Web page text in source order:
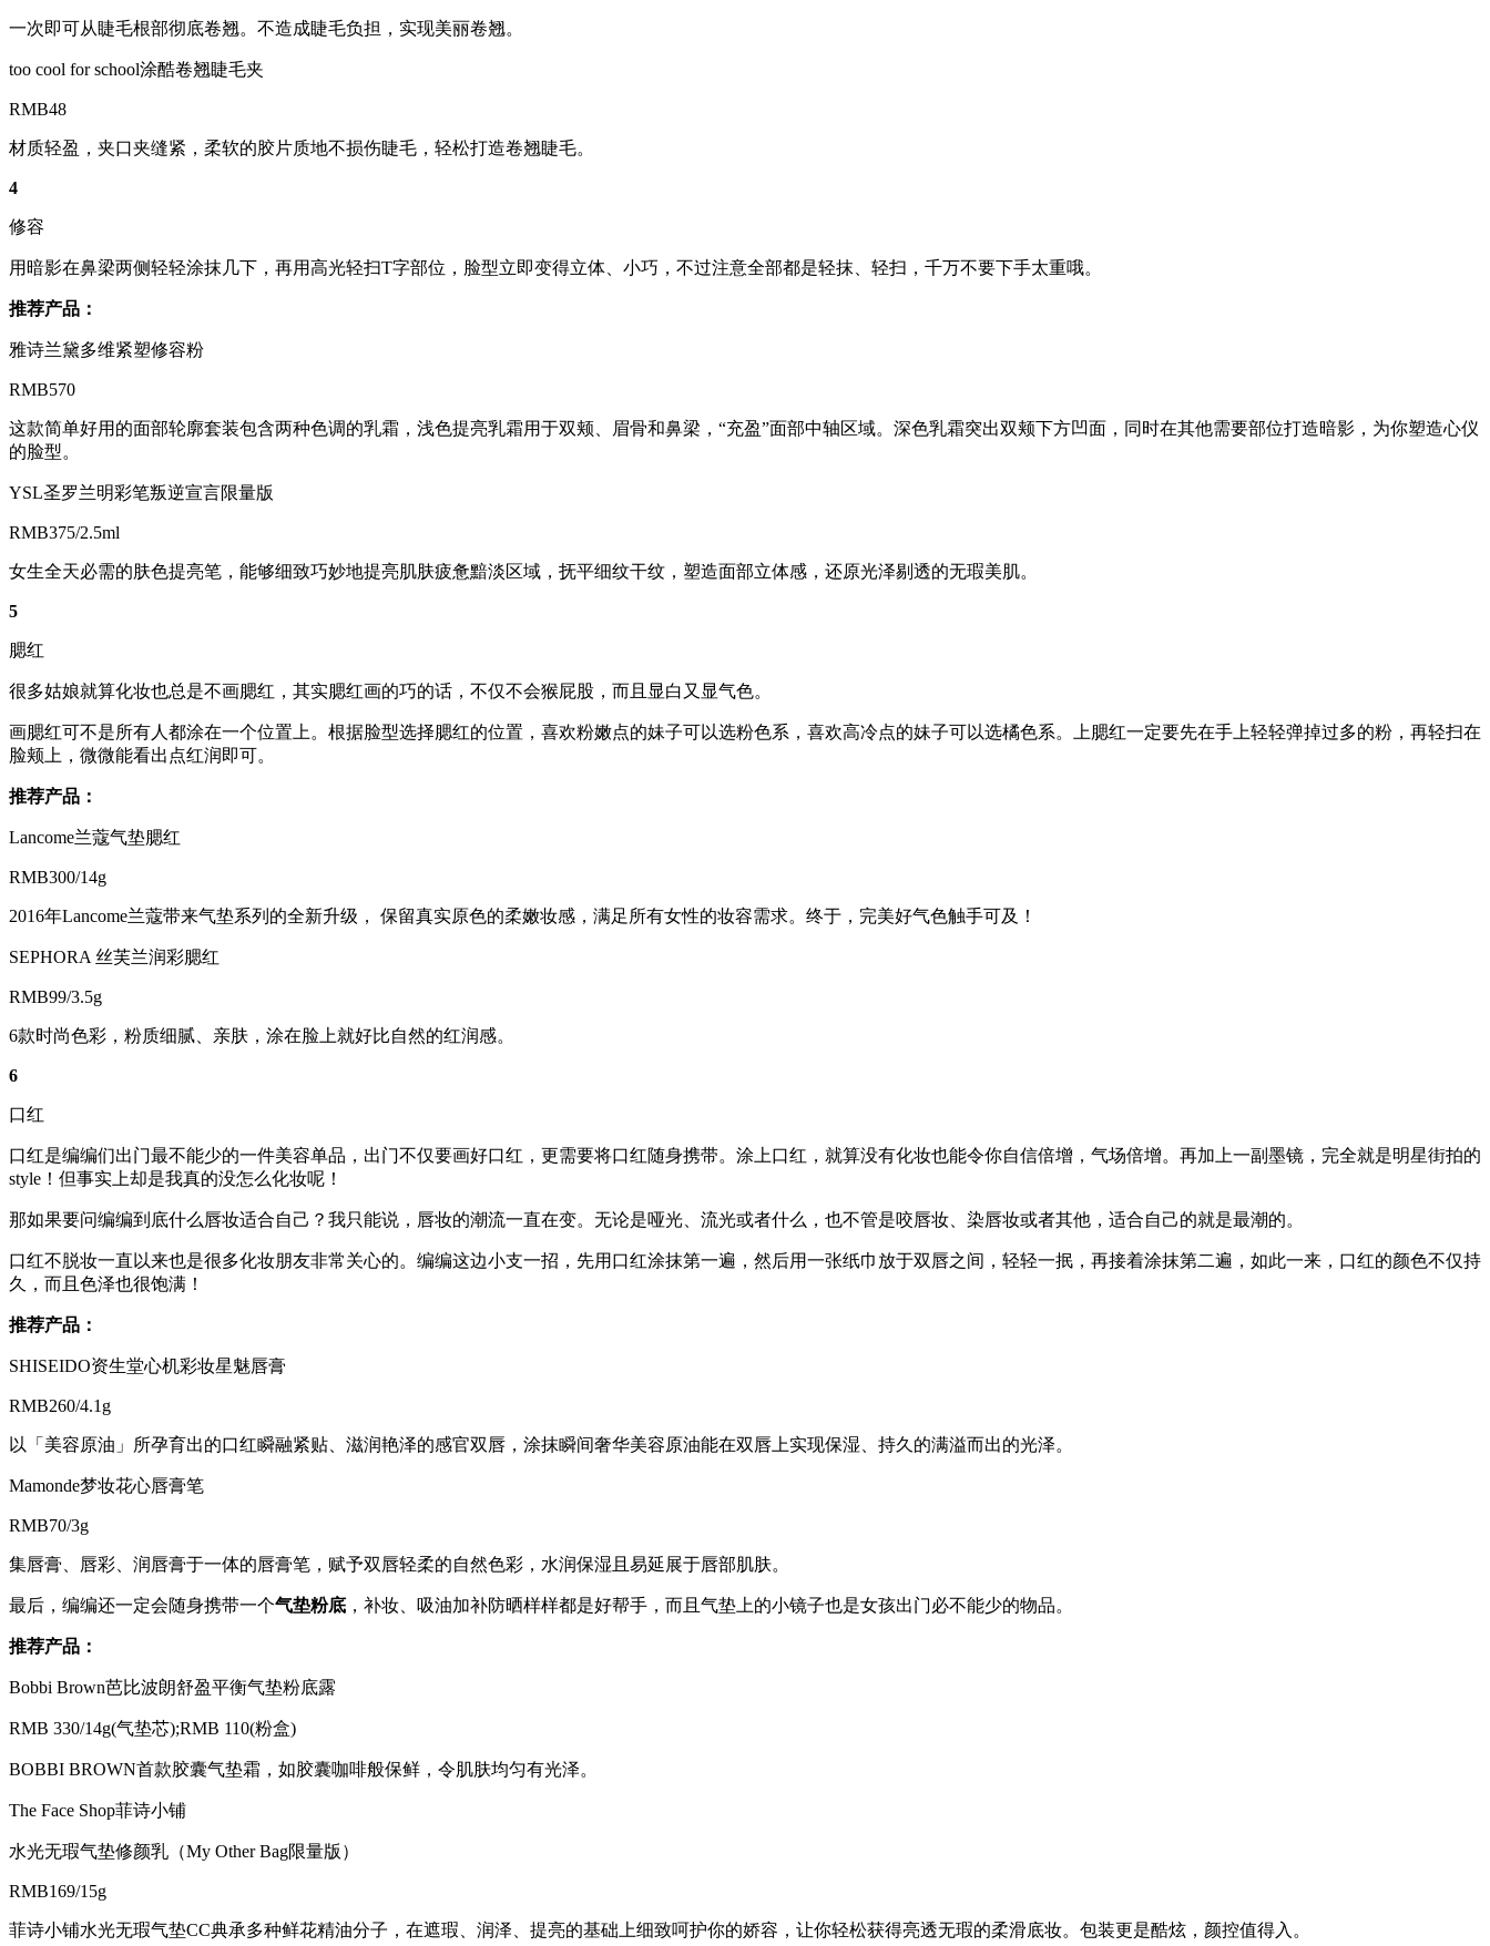
一次即可从睫毛根部彻底卷翘。不造成睫毛负担，实现美丽卷翘。
too cool for school涂酷卷翘睫毛夹
RMB48
材质轻盈，夹口夹缝紧，柔软的胶片质地不损伤睫毛，轻松打造卷翘睫毛。
4
修容
用暗影在鼻梁两侧轻轻涂抹几下，再用高光轻扫T字部位，脸型立即变得立体、小巧，不过注意全部都是轻抹、轻扫，千万不要下手太重哦。
推荐产品：
雅诗兰黛多维紧塑修容粉
RMB570
这款简单好用的面部轮廓套装包含两种色调的乳霜，浅色提亮乳霜用于双颊、眉骨和鼻梁，“充盈”面部中轴区域。深色乳霜突出双颊下方凹面，同时在其他需要部位打造暗影，为你塑造心仪
的脸型。
YSL圣罗兰明彩笔叛逆宣言限量版
RMB375/2.5ml
女生全天必需的肤色提亮笔，能够细致巧妙地提亮肌肤疲惫黯淡区域，抚平细纹干纹，塑造面部立体感，还原光泽剔透的无瑕美肌。
5
腮红
很多姑娘就算化妆也总是不画腮红，其实腮红画的巧的话，不仅不会猴屁股，而且显白又显气色。
画腮红可不是所有人都涂在一个位置上。根据脸型选择腮红的位置，喜欢粉嫩点的妹子可以选粉色系，喜欢高冷点的妹子可以选橘色系。上腮红一定要先在手上轻轻弹掉过多的粉，再轻扫在
脸颊上，微微能看出点红润即可。
推荐产品：
Lancome兰蔻气垫腮红
RMB300/14g
2016年Lancome兰蔻带来气垫系列的全新升级， 保留真实原色的柔嫩妆感，满足所有女性的妆容需求。终于，完美好气色触手可及！
SEPHORA 丝芙兰润彩腮红
RMB99/3.5g
6款时尚色彩，粉质细腻、亲肤，涂在脸上就好比自然的红润感。
6
口红
口红是编编们出门最不能少的一件美容单品，出门不仅要画好口红，更需要将口红随身携带。涂上口红，就算没有化妆也能令你自信倍增，气场倍增。再加上一副墨镜，完全就是明星街拍的
style！但事实上却是我真的没怎么化妆呢！
那如果要问编编到底什么唇妆适合自己？我只能说，唇妆的潮流一直在变。无论是哑光、流光或者什么，也不管是咬唇妆、染唇妆或者其他，适合自己的就是最潮的。
口红不脱妆一直以来也是很多化妆朋友非常关心的。编编这边小支一招，先用口红涂抹第一遍，然后用一张纸巾放于双唇之间，轻轻一抿，再接着涂抹第二遍，如此一来，口红的颜色不仅持
久，而且色泽也很饱满！
推荐产品：
SHISEIDO资生堂心机彩妆星魅唇膏
RMB260/4.1g
以「美容原油」所孕育出的口红瞬融紧贴、滋润艳泽的感官双唇，涂抹瞬间奢华美容原油能在双唇上实现保湿、持久的满溢而出的光泽。
Mamonde梦妆花心唇膏笔
RMB70/3g
集唇膏、唇彩、润唇膏于一体的唇膏笔，赋予双唇轻柔的自然色彩，水润保湿且易延展于唇部肌肤。
最后，编编还一定会随身携带一个气垫粉底 ，补妆、吸油加补防晒样样都是好帮手，而且气垫上的小镜子也是女孩出门必不能少的物品。
推荐产品：
Bobbi Brown芭比波朗舒盈平衡气垫粉底露
RMB 330/14g(气垫芯);RMB 110(粉盒)
BOBBI BROWN首款胶囊气垫霜，如胶囊咖啡般保鲜，令肌肤均匀有光泽。
The Face Shop菲诗小铺
水光无瑕气垫修颜乳（My Other Bag限量版）
RMB169/15g
菲诗小铺水光无瑕气垫CC典承多种鲜花精油分子，在遮瑕、润泽、提亮的基础上细致呵护你的娇容，让你轻松获得亮透无瑕的柔滑底妆。包装更是酷炫，颜控值得入。